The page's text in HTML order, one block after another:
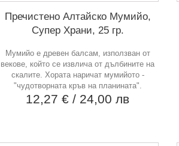
Пречистено Алтайско Мумийо,
Супер Храни, 25 гр.
Мумийо е древен балсам, използван от
векове, който се извлича от дълбините на
скалите. Хората наричат мумийото -
"чудотворната кръв на планината".
12,27 €/ 24,00 лв